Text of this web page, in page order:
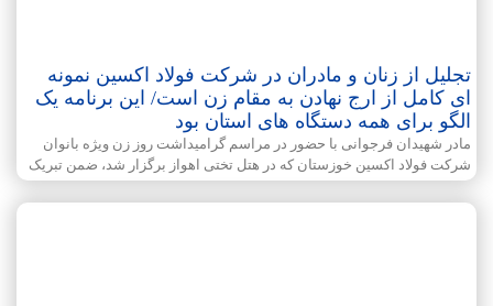
تجلیل از زنان و مادران در شرکت فولاد اکسین نمونه
ای کامل از ارج نهادن به مقام زن است/ این برنامه یک
الگو برای همه دستگاه های استان بود
مادر شهیدان فرجوانی با حضور در مراسم گرامیداشت روز زن ویژه بانوان
شرکت فولاد اکسین خوزستان که در هتل تختی اهواز برگزار شد، ضمن تبریک